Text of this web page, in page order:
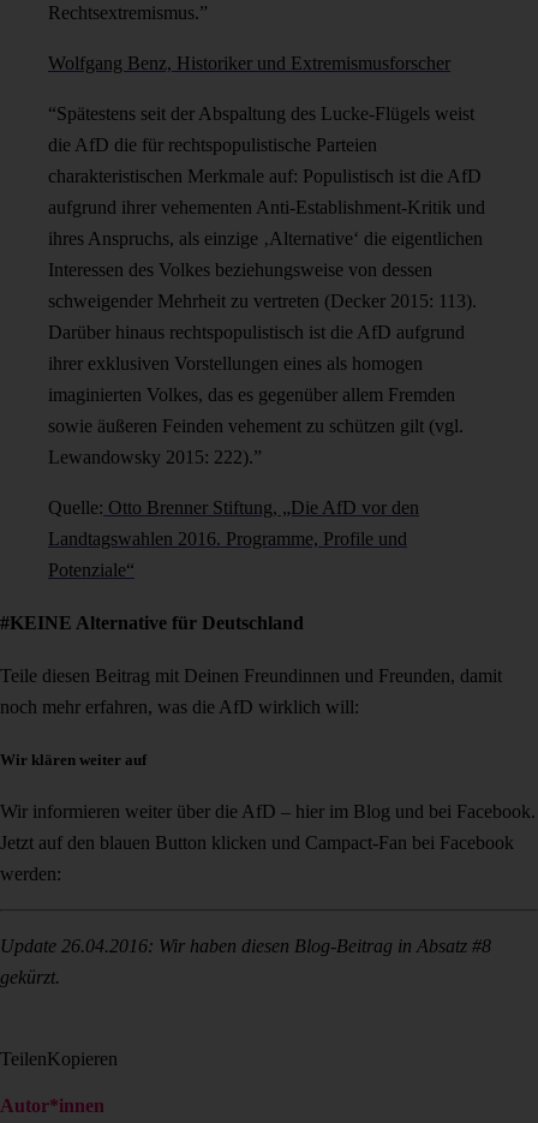
Rechtsextremismus.”
Wolfgang Benz, Historiker und Extremismusforscher
“Spätestens seit der Abspaltung des Lucke-Flügels weist
die AfD die für rechtspopulistische Parteien
charakteristischen Merkmale auf: Populistisch ist die AfD
aufgrund ihrer vehementen Anti-Establishment-Kritik und
ihres Anspruchs, als einzige ‚Alternative‘ die eigentlichen
Interessen des Volkes beziehungsweise von dessen
schweigender Mehrheit zu vertreten (Decker 2015: 113).
Darüber hinaus rechtspopulistisch ist die AfD aufgrund
ihrer exklusiven Vorstellungen eines als homogen
imaginierten Volkes, das es gegenüber allem Fremden
sowie äußeren Feinden vehement zu schützen gilt (vgl.
Lewandowsky 2015: 222).”
Quelle: Otto Brenner Stiftung, „Die AfD vor den
Landtagswahlen 2016. Programme, Profile und
Potenziale“
#KEINE Alternative für Deutschland
Teile diesen Beitrag mit Deinen Freundinnen und Freunden, damit
noch mehr erfahren, was die AfD wirklich will:
Wir klären weiter auf
Wir informieren weiter über die AfD – hier im Blog und bei Facebook.
Jetzt auf den blauen Button klicken und Campact-Fan bei Facebook
werden:
Update 26.04.2016: Wir haben diesen Blog-Beitrag in Absatz #8
gekürzt.
TeilenKopieren
Autor*innen